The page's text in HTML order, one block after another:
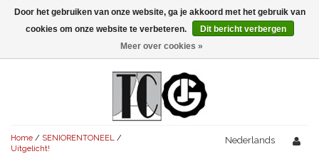
Menu
AVONDVULLEND (+75')
KORT (-30')
AVONDVULLEND (+75')
THRILLERS
Home / SENIORENTONEEL /
Uitgelicht!
Nederlands
Door het gebruiken van onze website, ga je akkoord met het gebruik van
cookies om onze website te verbeteren.
Dit bericht verbergen
Meer over cookies »